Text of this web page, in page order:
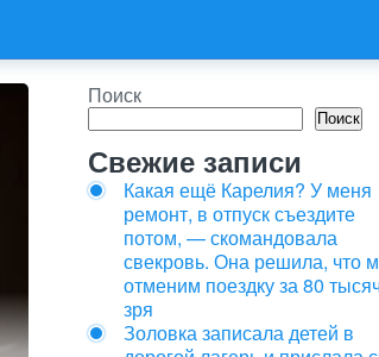
Поиск
Поиск
Свежие записи
Какая ещё Карелия? У меня
ремонт, в отпуск съездите
потом, — скомандовала
свекровь. Она решила, что
отменим поездку за 80
зря
Золовка записала детей в